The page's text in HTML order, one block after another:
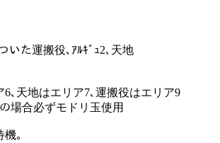
いた運搬役､ｱﾙｷﾞｭ2､天地
6､天地はエリア7､運搬役はエリア9
場合必ずモドリ玉使用
機｡